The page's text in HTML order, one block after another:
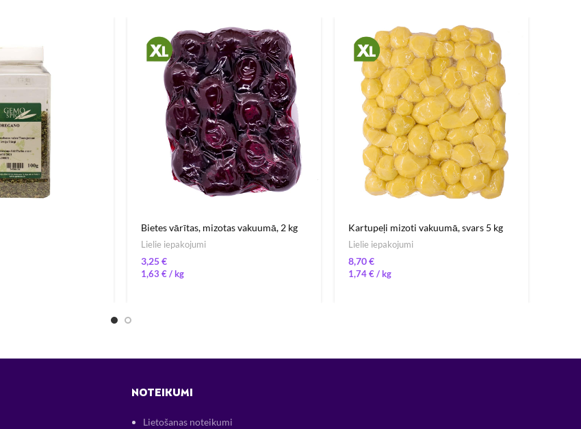
informācija par produktu ir vispārīga un tādēļ tā nevar tikt uzskatīta par identisku
informācijai uz produkta iepakojumu.
Akcijas preču daudzums ir ierobežots.
Bietes vārītas, mizotas vakuumā, 2 kg
Lielie iepakojumi
€
1,63€ /
Kartupeļi mizoti vakuumā, svars 5 kg
Lielie iepakojumi
€
1,74€/
NOTEIKUMI
Lietošanas noteikumi